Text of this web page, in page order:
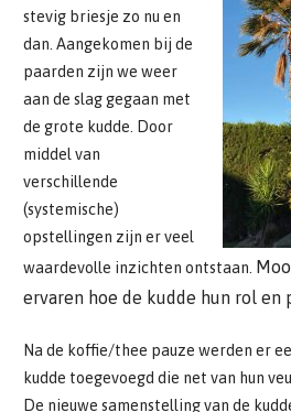
stevig briesje zo nu en
dan. Aangekomen bij de
paarden zijn we weer
aan de slag gegaan met
de grote kudde. Door
middel van
verschillende
(systemische)
opstellingen zijn er veel
waardevolle inzichten ontstaan.
ervaren hoe de kudde hun rol en
Na de koffie/thee pauze werden er
kudde toegevoegd die net van hun
De nieuwe samenstelling van de